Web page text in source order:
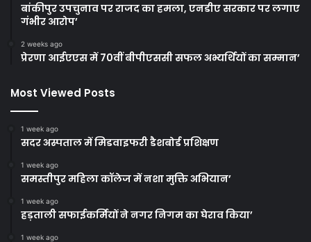
बांकीपुर उपचुनाव पर राजद का हमला, एनडीए सरकार पर लगाए
गंभीर आरोप’
2 weeks ago
प्रेरणा आईएएस में 70वीं बीपीएससी सफल अभ्यर्थियों का सम्मान’
Most Viewed Posts
1 week ago
सदर अस्पताल में मिडवाइफरी डैशबोर्ड प्रशिक्षण
1 week ago
समस्तीपुर महिला कॉलेज में नशा मुक्ति अभियान’
1 week ago
हड़ताली सफाईकर्मियों ने नगर निगम का घेराव किया’
1 week ago